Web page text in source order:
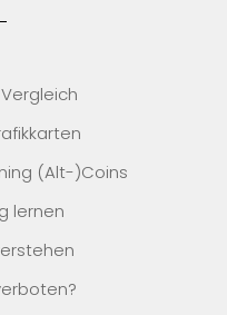
(Alt-)Coins
lernen